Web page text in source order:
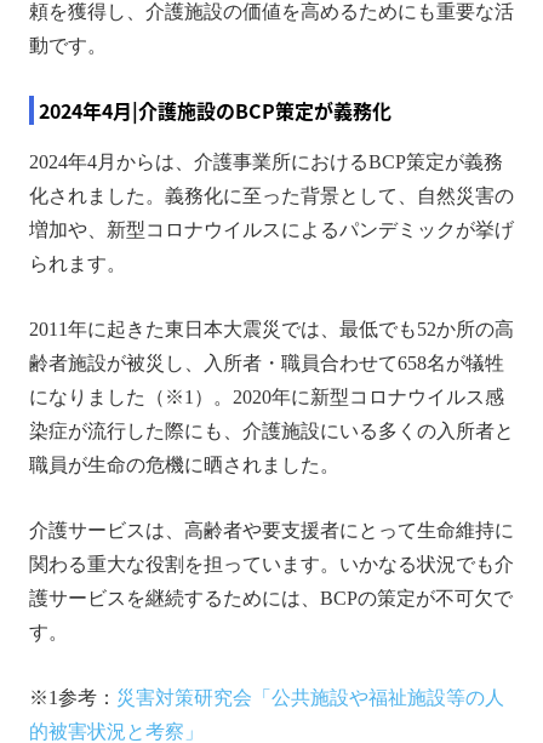
頼を獲得し、介護施設の価値を高めるためにも重要な活
動です。
2024年4月|介護施設のBCP策定が義務化
2024年4月からは、介護事業所におけるBCP策定が義務
化されました。義務化に至った背景として、自然災害の
増加や、新型コロナウイルスによるパンデミックが挙げ
られます。
2011年に起きた東日本大震災では、最低でも52か所の高
齢者施設が被災し、入所者・職員合わせて658名が犠牲
になりました（※1）。2020年に新型コロナウイルス感
染症が流行した際にも、介護施設にいる多くの入所者と
職員が生命の危機に晒されました。
介護サービスは、高齢者や要支援者にとって生命維持に
関わる重大な役割を担っています。いかなる状況でも介
護サービスを継続するためには、BCPの策定が不可欠で
す。
※1参考： 災害対策研究会「公共施設や福祉施設等の人
的被害状況と考察」